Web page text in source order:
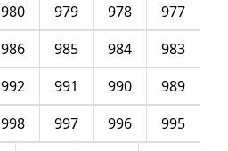
977
978
979
980
983
984
985
986
989
990
991
992
995
996
997
998